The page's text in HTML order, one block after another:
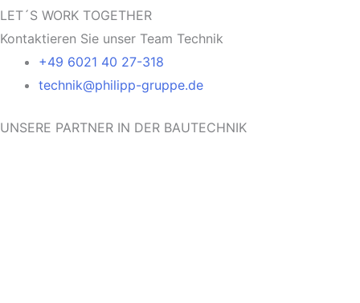
LET´S WORK TOGETHER
Kontaktieren Sie unser Team Technik
+49 6021 40 27-318
technik@philipp-gruppe.de
UNSERE PARTNER IN DER BAUTECHNIK